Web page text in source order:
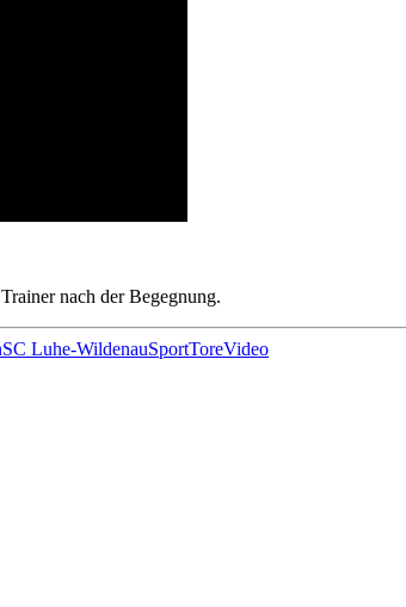
nach der Begegnung.
SC Luhe-WildenauSportToreVideo